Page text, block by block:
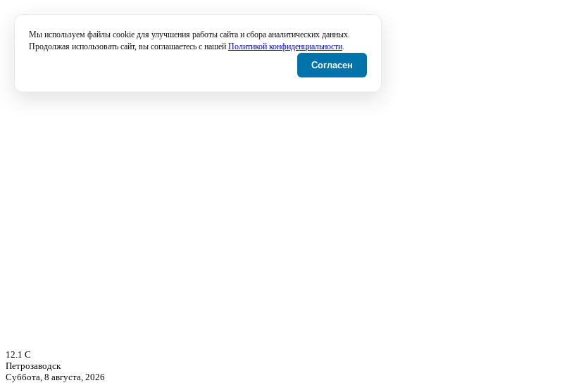
12.1 C
Петрозаводск
Суббота, 8 августа, 2026
Мы используем файлы cookie для улучшения работы сайта и сбора аналитических данных.
Продолжая использовать сайт, вы соглашаетесь с нашей Политикой конфиденциальности.
Согласен